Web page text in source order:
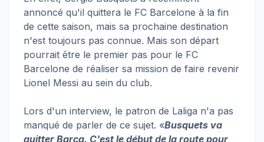
annoncé qu'il quittera le FC Barcelone à la fin
de cette saison, mais sa prochaine destination
n'est toujours pas connue. Mais son départ
pourrait être le premier pas pour le FC
Barcelone de réaliser sa mission de faire revenir
Lionel Messi au sein du club.
Lors d'un interview, le patron de Laliga n'a pas
manqué de parler de ce sujet. «Busquets va
quitter Barça. C'est le début de la route pour